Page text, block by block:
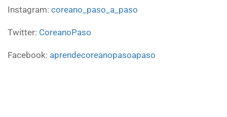
Instagram: coreano_paso_a_paso
Twitter: CoreanoPaso
Facebook: aprendecoreanopasoapaso